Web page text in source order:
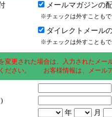
メールマガジンの
※チェックは外すことも
ダイレクトメール
※チェックは外すことも
変更された場合は、入力されたメ
ださい。 お客様情報は、メール
年
月